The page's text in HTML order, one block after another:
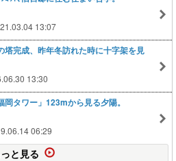
13:07
塔完成、昨年冬訪れた時に十字架を見
13:30
岡タワー」123mから見る夕陽。
06:29
と見る